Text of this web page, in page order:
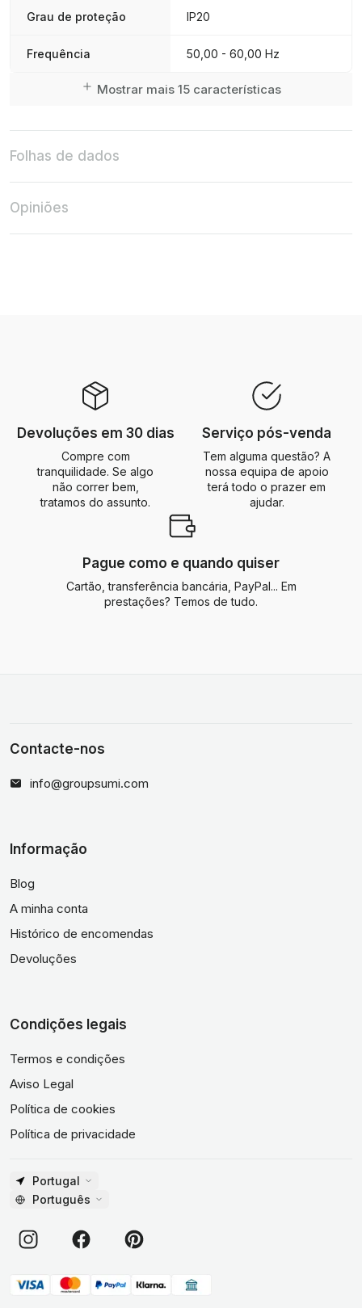
Grau de proteção IP20
Frequência 50,00 - 60,00 Hz
Mostrar mais 15 características
Folhas de dados
Opiniões
Devoluções em 30 dias
Compre com
tranquilidade. Se algo
não correr bem,
tratamos do assunto.
Serviço pós-venda
Tem alguma questão? A
nossa equipa de apoio
terá todo o prazer em
ajudar.
Pague como e quando quiser
Cartão, transferência bancária, PayPal... Em
prestações? Temos de tudo.
Contacte-nos
info@groupsumi.com
Informação
Blog
A minha conta
Histórico de encomendas
Devoluções
Condições legais
Termos e condições
Aviso Legal
Política de cookies
Política de privacidade
Portugal
Português